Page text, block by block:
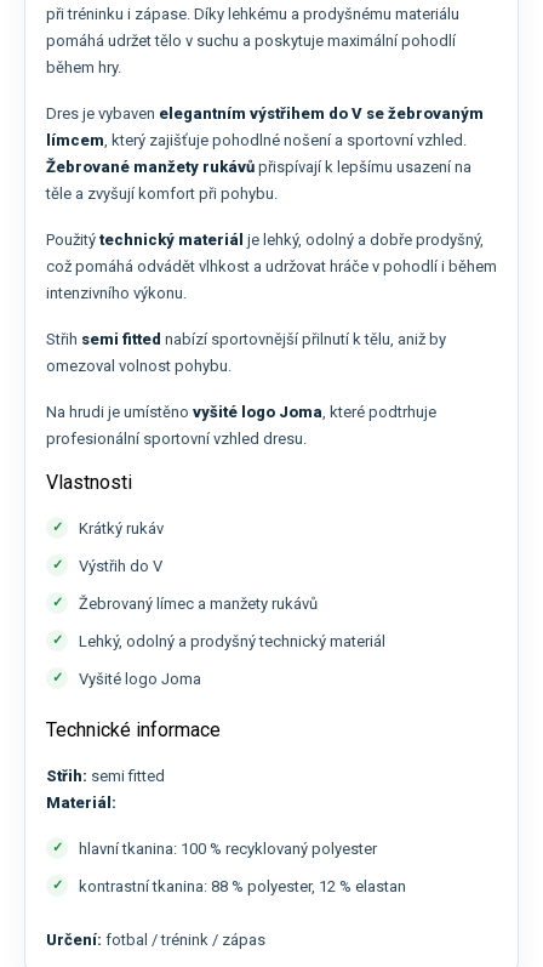
při tréninku i zápase. Díky lehkému a prodyšnému materiálu
pomáhá udržet tělo v suchu a poskytuje maximální pohodlí
během hry.
Dres je vybaven elegantním výstřihem do V se žebrovaným
límcem, který zajišťuje pohodlné nošení a sportovní vzhled.
Žebrované manžety rukávů přispívají k lepšímu usazení na
těle a zvyšují komfort při pohybu.
Použitý technický materiál je lehký, odolný a dobře prodyšný,
což pomáhá odvádět vlhkost a udržovat hráče v pohodlí i během
intenzivního výkonu.
Střih semi fitted nabízí sportovnější přilnutí k tělu, aniž by
omezoval volnost pohybu.
Na hrudi je umístěno vyšité logo Joma, které podtrhuje
profesionální sportovní vzhled dresu.
Vlastnosti
Krátký rukáv
Výstřih do V
Žebrovaný límec a manžety rukávů
Lehký, odolný a prodyšný technický materiál
Vyšité logo Joma
Technické informace
Střih: semi fitted
Materiál:
hlavní tkanina: 100 % recyklovaný polyester
kontrastní tkanina: 88 % polyester, 12 % elastan
Určení: fotbal / trénink / zápas